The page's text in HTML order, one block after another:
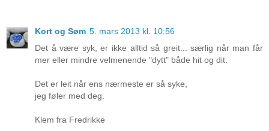
Kort og Søm 5. mars 2013 kl. 10:56
Det å være syk, er ikke alltid så greit... særlig når man får
mer eller mindre velmenende "dytt" både hit og dit.
Det er leit når ens nærmeste er så syke,
jeg føler med deg.
Klem fra Fredrikke